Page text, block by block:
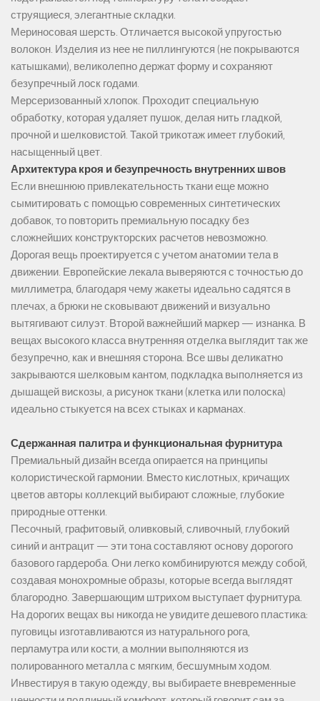
струящиеся, элегантные складки.
Мериносовая шерсть. Отличается высокой упругостью
волокон. Изделия из нее не пиллингуются (не покрываются
катышками), великолепно держат форму и сохраняют
безупречный лоск годами.
Мерсеризованный хлопок. Проходит специальную
обработку, которая удаляет пушок, делая нить гладкой,
прочной и шелковистой. Такой трикотаж имеет глубокий,
насыщенный цвет.
Архитектура кроя и безупречность внутренних швов
Если внешнюю привлекательность ткани еще можно
сымитировать с помощью современных синтетических
добавок, то повторить премиальную посадку без
сложнейших конструкторских расчетов невозможно.
Дорогая вещь проектируется с учетом анатомии тела в
движении. Европейские лекала выверяются с точностью до
миллиметра, благодаря чему жакеты идеально садятся в
плечах, а брюки не сковывают движений и визуально
вытягивают силуэт. Второй важнейший маркер — изнанка. В
вещах высокого класса внутренняя отделка выглядит так же
безупречно, как и внешняя сторона. Все швы деликатно
закрываются шелковым кантом, подкладка выполняется из
дышащей вискозы, а рисунок ткани (клетка или полоска)
идеально стыкуется на всех стыках и карманах.
Сдержанная палитра и функциональная фурнитура
Премиальный дизайн всегда опирается на принципы
колористической гармонии. Вместо кислотных, кричащих
цветов авторы коллекций выбирают сложные, глубокие
природные оттенки.
Песочный, графитовый, оливковый, сливочный, глубокий
синий и антрацит — эти тона составляют основу дорогого
базового гардероба. Они легко комбинируются между собой,
создавая монохромные образы, которые всегда выглядят
благородно. Завершающим штрихом выступает фурнитура.
На дорогих вещах вы никогда не увидите дешевого пластика:
пуговицы изготавливаются из натурального рога,
перламутра или кости, а молнии выполняются из
полированного металла с мягким, бесшумным ходом.
Инвестируя в такую одежду, вы выбираете вневременные